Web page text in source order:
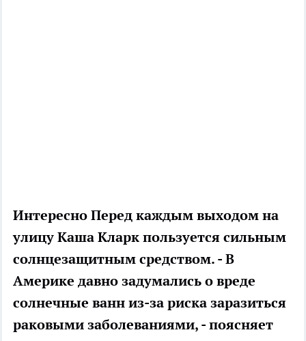
ИнтересноПеред каждым выходом на
улицу Каша Кларк пользуется сильным
солнцезащитным средством. - В
Америке давно задумались о вреде
солнечные ванн из-за риска заразиться
раковыми заболеваниями, - поясняет